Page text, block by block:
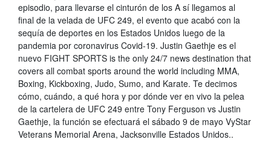
episodio, para llevarse el cinturón de los A sí llegamos al
final de la velada de UFC 249, el evento que acabó con la
sequía de deportes en los Estados Unidos luego de la
pandemia por coronavirus Covid-19. Justin Gaethje es el
nuevo FIGHT SPORTS is the only 24/7 news destination that
covers all combat sports around the world including MMA,
Boxing, Kickboxing, Judo, Sumo, and Karate. Te decimos
cómo, cuándo, a qué hora y por dónde ver en vivo la pelea
de la cartelera de UFC 249 entre Tony Ferguson vs Justin
Gaethje, la función se efectuará el sábado 9 de mayo VyStar
Veterans Memorial Arena, Jacksonville Estados Unidos..